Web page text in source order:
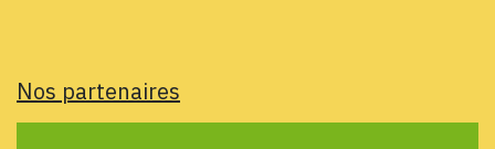
Nos partenaires